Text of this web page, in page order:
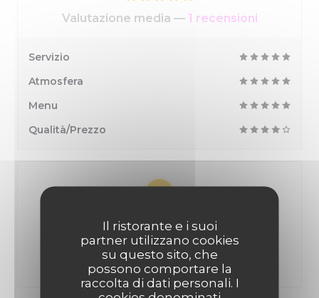
Il ristorante e i suoi
partner utilizzano cookies
su questo sito, che
possono comportare la
raccolta di dati personali. I
Valutazione media — 1 recensioni
Servizio
Atmosfera
Menu
Qualità/Prezzo
100% pareri verificati
Hanno dato il loro parere solo i clienti che hanno
prenotato